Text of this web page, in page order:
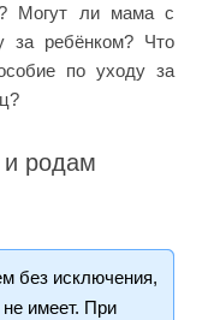
Могут ли мама с
за ребёнком? Что
по уходу за
и родам
без исключения,
не имеет. При